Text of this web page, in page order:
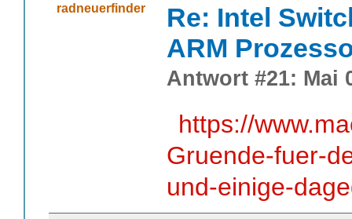
radneuerfinder
Re: Intel
ARM
Antwort #21: Mai
https://
Gruende-fuer-
und-einige-